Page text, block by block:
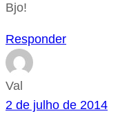
Bjo!
Responder
Val
2 de julho de 2014